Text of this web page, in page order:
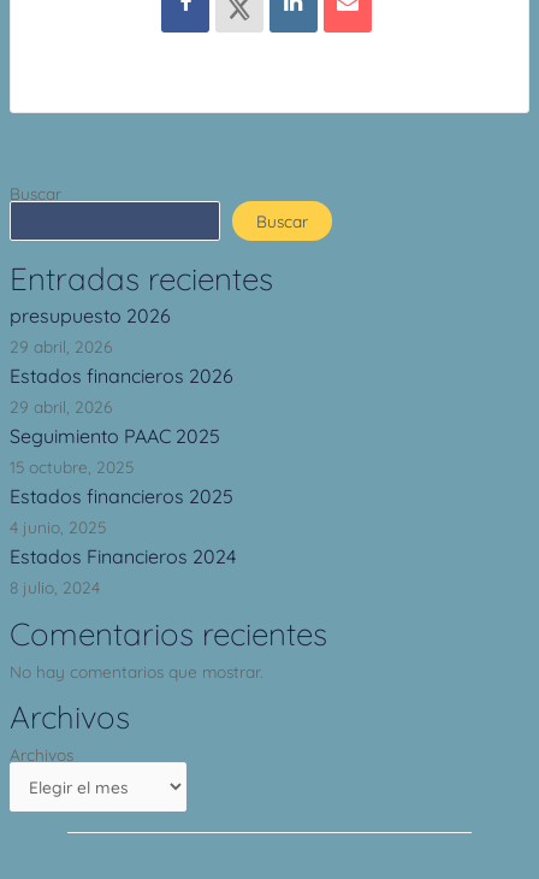
Buscar
Buscar
Entradas recientes
presupuesto 2026
29 abril, 2026
Estados financieros 2026
29 abril, 2026
Seguimiento PAAC 2025
15 octubre, 2025
Estados financieros 2025
4 junio, 2025
Estados Financieros 2024
8 julio, 2024
Comentarios recientes
No hay comentarios que mostrar.
Archivos
Archivos